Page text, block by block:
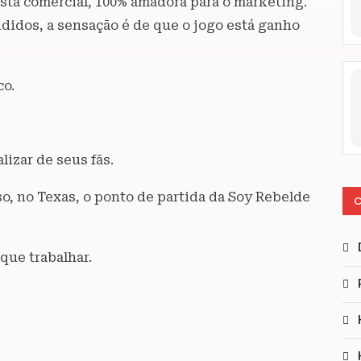
a sensação é de que o jogo está ganho
de seus fãs.
no Texas, o ponto de partida da Soy Rebelde
trabalhar.